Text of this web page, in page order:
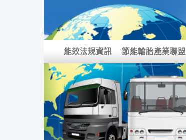
能效法規資訊 節能輪胎產業聯盟